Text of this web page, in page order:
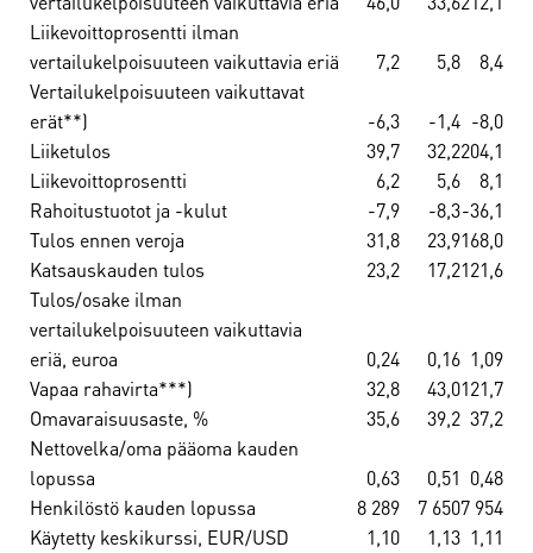
Liikevoittoprosentti ilman
vertailukelpoisuuteen vaikuttavia eriä
7,2 5,8
8,4
Vertailukelpoisuuteen vaikuttavat
erät**)
-6,3 -1,4 -8,0
Liiketulos
39,7 32,2204,1
Liikevoittoprosentti
6,2 5,6
8,1
Rahoitustuotot ja -kulut
-7,9 -8,3-36,1
Tulos ennen veroja
31,8 23,9168,0
Katsauskauden tulos
23,2 17,2121,6
Tulos/osake ilman
vertailukelpoisuuteen vaikuttavia
eriä, euroa
0,24 0,16 1,09
Vapaa rahavirta***)
32,8 43,0121,7
Omavaraisuusaste, %
35,6 39,2 37,2
Nettovelka/oma pääoma kauden
lopussa
0,63 0,51 0,48
Henkilöstö kauden lopussa
8 289 7 6507 954
Käytetty keskikurssi, EUR/USD
1,10 1,13 1,11